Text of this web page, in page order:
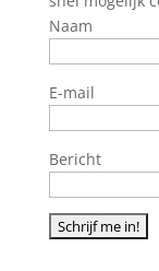
Naam
E-mail
Bericht